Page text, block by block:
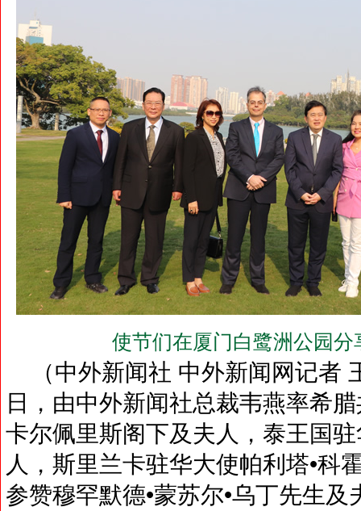
使节们在厦门白鹭洲公园
（中外新闻社 中外新闻网记者
日，由中外新闻社总裁韦燕率希
卡尔佩里斯阁下及夫人，泰王国
人，斯里兰卡驻华大使帕利塔•科
参赞穆罕默德•蒙苏尔•乌丁先生